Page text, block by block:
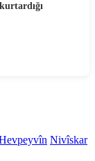
Nivîskar